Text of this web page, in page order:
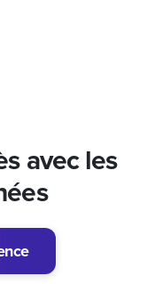
avec les